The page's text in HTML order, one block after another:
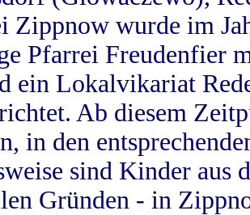
Zippnow wurde im
Pfarrei Freudenfier
ein Lokalvikariat
Ab diesem
in den
sind Kinder aus
Gründen - in